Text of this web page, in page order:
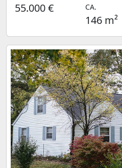
55.000 €
CA.
146 m²